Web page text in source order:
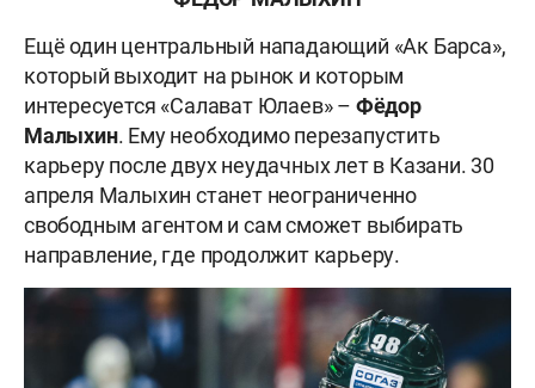
Ещё один центральный нападающий «Ак Барса»,
который выходит на рынок и которым
интересуется «Салават Юлаев» – Фёдор
Малыхин. Ему необходимо перезапустить
карьеру после двух неудачных лет в Казани. 30
апреля Малыхин станет неограниченно
свободным агентом и сам сможет выбирать
направление, где продолжит карьеру.